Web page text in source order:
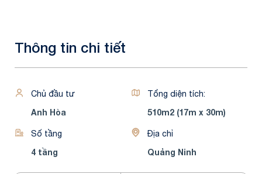
Thông tin chi tiết
Chủ đầu tư
Anh Hòa
Tổng diện tích:
510m2 (17m x 30m)
Số tầng
4 tầng
Địa chỉ
Quảng Ninh